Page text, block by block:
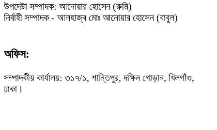
উপদেষ্টা সম্পাদক: আনোয়ার হোসেন (রুমি)
নির্বাহী সম্পাদক - আলহাজ্ব মোঃ আনোয়ার হোসেন (বাবুল)
অফিস:
সম্পাদকীয় কার্যালয়: ৩১৭/১, শান্তিপুর, দক্ষিন গোড়ান, খিলগাঁও,
ঢাকা।